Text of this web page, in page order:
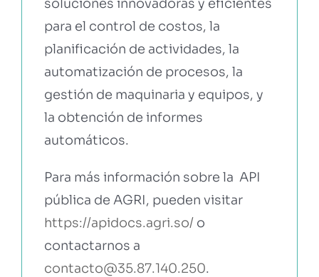
soluciones innovadoras y eficientes
para el control de costos, la
planificación de actividades, la
automatización de procesos, la
gestión de maquinaria y equipos, y
la obtención de informes
automáticos.
Para más información sobre la API
pública de AGRI, pueden visitar
https://apidocs.agri.so/o
contactarnos a
contacto@35.87.140.250.